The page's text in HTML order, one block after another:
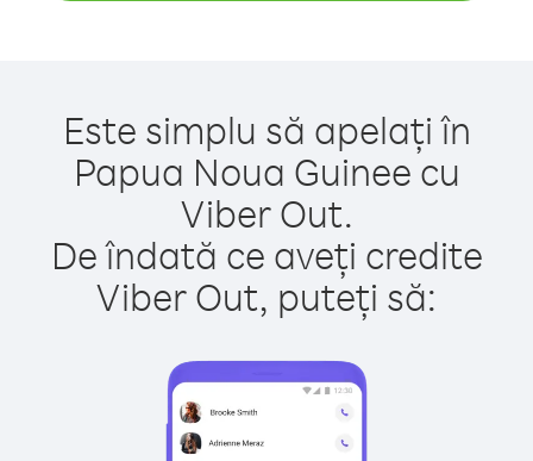
Este simplu să apelați în
Papua Noua Guinee cu
Viber Out.
De îndată ce aveți credite
Viber Out, puteți să: